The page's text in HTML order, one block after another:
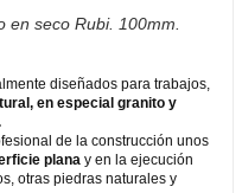
en seco Rubi. 100mm.
diseñados para trabajos,
en especial granito y
de la construcción unos
plana y en la ejecución
otras piedras naturales y